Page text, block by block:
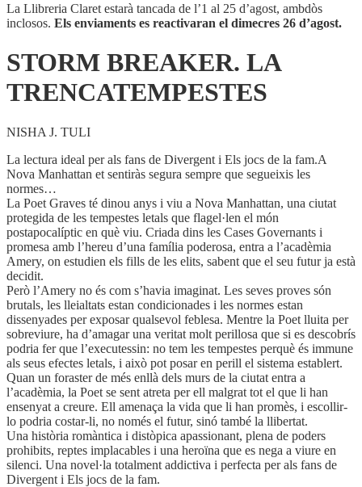
La Llibreria Claret estarà tancada de l’1 al 25 d’agost, ambdòs
inclosos. Els enviaments es reactivaran el dimecres 26 d’agost.
STORM BREAKER. LA
TRENCATEMPESTES
NISHA J. TULI
La lectura ideal per als fans de Divergent i Els jocs de la fam.A
Nova Manhattan et sentiràs segura sempre que segueixis les
normes…
La Poet Graves té dinou anys i viu a Nova Manhattan, una ciutat
protegida de les tempestes letals que flagel·len el món
postapocalíptic en què viu. Criada dins les Cases Governants i
promesa amb l’hereu d’una família poderosa, entra a l’acadèmia
Amery, on estudien els fills de les elits, sabent que el seu futur ja està
decidit.
Però l’Amery no és com s’havia imaginat. Les seves proves són
brutals, les lleialtats estan condicionades i les normes estan
dissenyades per exposar qualsevol feblesa. Mentre la Poet lluita per
sobreviure, ha d’amagar una veritat molt perillosa que si es descobrís
podria fer que l’executessin: no tem les tempestes perquè és immune
als seus efectes letals, i això pot posar en perill el sistema establert.
Quan un foraster de més enllà dels murs de la ciutat entra a
l’acadèmia, la Poet se sent atreta per ell malgrat tot el que li han
ensenyat a creure. Ell amenaça la vida que li han promès, i escollir-
lo podria costar-li, no només el futur, sinó també la llibertat.
Una història romàntica i distòpica apassionant, plena de poders
prohibits, reptes implacables i una heroïna que es nega a viure en
silenci. Una novel·la totalment addictiva i perfecta per als fans de
Divergent i Els jocs de la fam.